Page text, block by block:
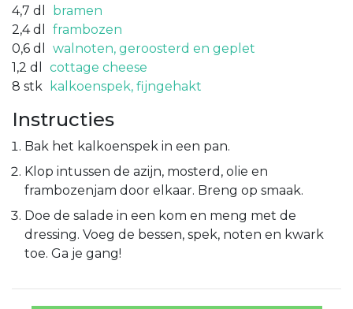
4,7 dl
bramen
2,4 dl
frambozen
0,6 dl
walnoten, geroosterd en geplet
1,2 dl
cottage cheese
8 stk kalkoenspek, fijngehakt
Instructies
Bak het kalkoenspek in een pan.
Klop intussen de azijn, mosterd, olie en
frambozenjam door elkaar. Breng op smaak.
Doe de salade in een kom en meng met de
dressing. Voeg de bessen, spek, noten en kwark
toe. Ga je gang!